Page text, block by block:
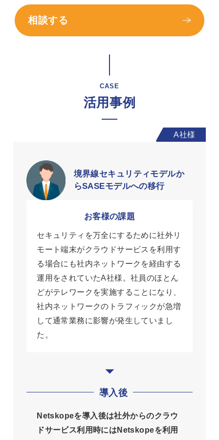
相談する
CASE
活用事例
境界線セキュリティモデルか
らSASEモデルへの移行
お客様の課題
セキュリティを万全にするために社外リ
モート端末がクラウドサービスを利用す
る場合にも社内ネットワークを経由する
運用をされていたA社様。社員のほとん
どがテレワークを実施することになり、
社内ネットワークのトラフィックが急増
して通常業務に影響が発生していまし
た。
導入後
Netskopeを導入後は社外からのクラウ
ドサービス利用時にはNetskopeを利用